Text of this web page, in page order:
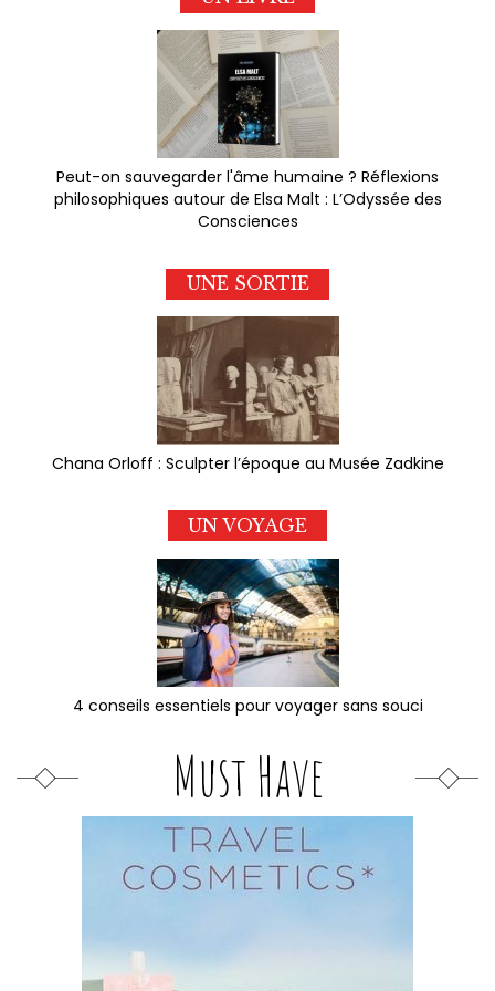
Peut-on sauvegarder l'âme humaine ? Réflexions
philosophiques autour de Elsa Malt : L’Odyssée des
Consciences
UNE SORTIE
Chana Orloff : Sculpter l’époque au Musée Zadkine
UN VOYAGE
4 conseils essentiels pour voyager sans souci
Must Have